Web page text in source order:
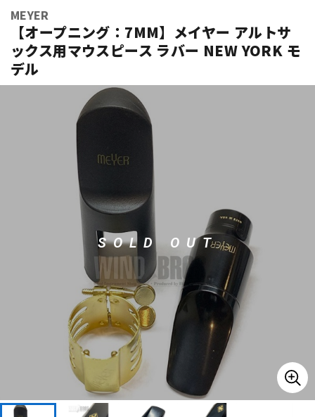
ベース
ドラム
キーボード 電子ピアノ
その他楽器
アンプ エフェクター
DJ機器 DTM
MEYER
【オープニング：7MM】メイヤー アルトサ
ックス用マウスピース ラバー NEW YORK モ
デル
SOLD OUT